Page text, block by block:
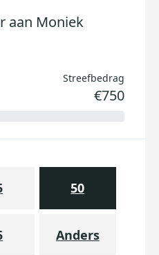
aan Moniek
Streefbedrag
€750
50
Anders